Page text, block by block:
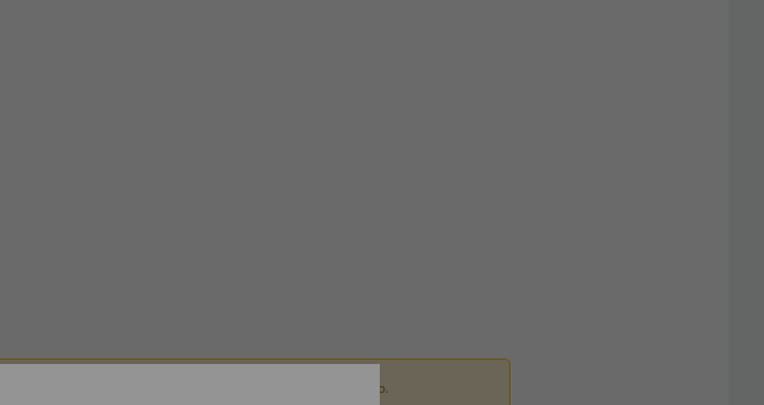
de 36 meses devem ser supervisionados por um adulto.